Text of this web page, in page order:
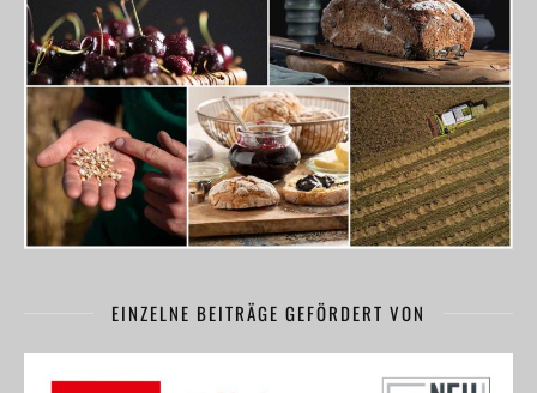
EINZELNE BEITRÄGE GEFÖRDERT VON